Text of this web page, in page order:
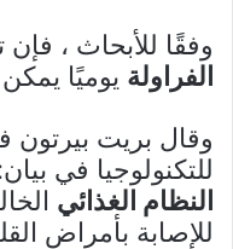
وفقًا للأبحاث ،
الفراولة يوميًا
وقال بريت بيرتون
للتكنولوجيا في
النظام الغذائي
للإصابة بأمراض